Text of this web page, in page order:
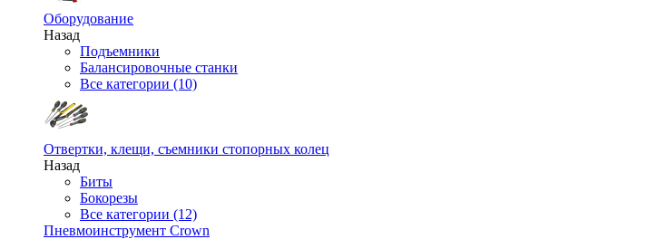
Оборудование
Назад
Подъемники
Балансировочные станки
Все категории (10)
Отвертки, клещи, съемники стопорных колец
Назад
Биты
Бокорезы
Все категории (12)
Пневмоинструмент Crown